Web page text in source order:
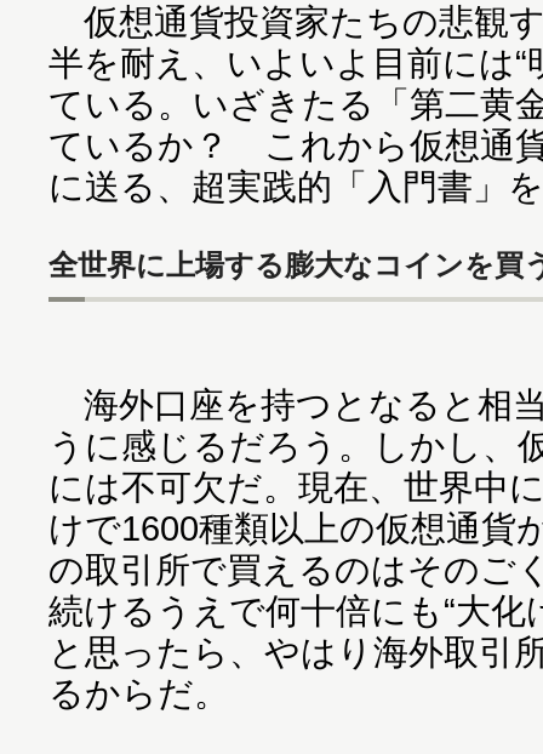
仮想通貨投資家たちの悲観
半を耐え、いよいよ目前には“
ている。いざきたる「第二黄
ているか？ これから仮想通
に送る、超実践的「入門書」
全世界に上場する膨大なコインを買
海外口座を持つとなると相
うに感じるだろう。しかし、
には不可欠だ。現在、世界中
けで1600種類以上の仮想通貨
の取引所で買えるのはそのご
続けるうえで何十倍にも“大
と思ったら、やはり海外取引
るからだ。